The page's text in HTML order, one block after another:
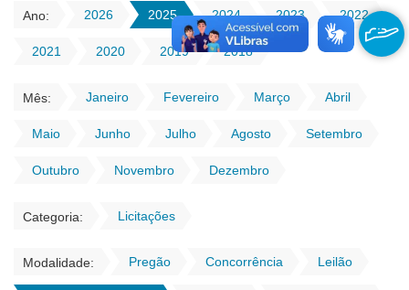
Ano: 2026 2025 2024 2023 2022
2021 2020 2019 2018
Mês: Janeiro Fevereiro Março Abril
Maio Junho Julho Agosto Setembro
Outubro Novembro Dezembro
Categoria: Licitações
Modalidade: Pregão Concorrência Leilão